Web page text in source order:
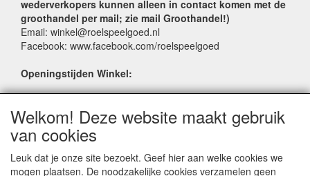
wederverkopers kunnen alleen in contact komen met de
groothandel per mail; zie mail Groothandel!)
Email: winkel@roelspeelgoed.nl
Facebook: www.facebook.com/roelspeelgoed
Openingstijden Winkel:
Zaterdag: 9:00 - 17:00
Donderdagavond koopavond: 19:00 - 21:00
SERVICE
Welkom! Deze website maakt gebruik
van cookies
Leuk dat je onze site bezoekt. Geef hier aan welke cookies we
mogen plaatsen. De noodzakelijke cookies verzamelen geen